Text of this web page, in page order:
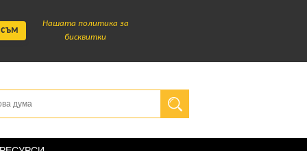
съм
Нашата политика за
бисквитки